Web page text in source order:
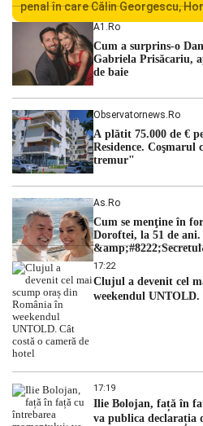
penal în care Călin Georgescu,
persoane sunt acuzați de acțiuni
ordinii constituționale. În ședința
judecătorii de la instanța
A1.ro
Cum a surprins-o
Gabriela Prisăcariu,
de baie
Observatornews.ro
A plătit 75.000 de €
Residence.
tremur"
As.ro
Cum se menţine în
Doroftei, la 51 de ani.
dezvăluit
17:22
Clujul a devenit cel
weekendul UNTOLD.
17:19
Ilie Bolojan, față în
va publica declarația